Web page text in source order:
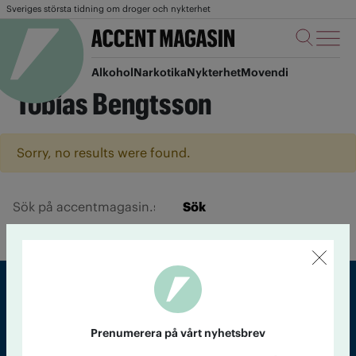
Sveriges största tidning om droger och nykterhet
AlkoholNarkotikaNykterhetMovendi
Tobias Bengtsson
Sorry, no results were found.
Sök
Prenumerera på vårt nyhetsbrev